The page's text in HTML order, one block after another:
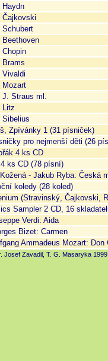
Haydn
Čajkovski
Schubert
Brams
Vivaldi
Mozart
Straus ml.
Litz
Sibelius
Zpívánky 1 (31 písniček)
pro nejmenší děti (26
4 ks CD
ks CD (78 písní)
- Jakub Ryba: Česká
koledy (28 koled)
(Stravinský, Čajkovski,
Sampler 2 CD, 16
Verdi: Aida
Bizet: Carmen
Ammadeus Mozart: Don
Josef Zavadil, T. G. Masaryka